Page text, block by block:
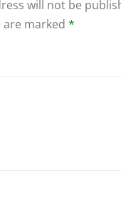
will not be
are marked *